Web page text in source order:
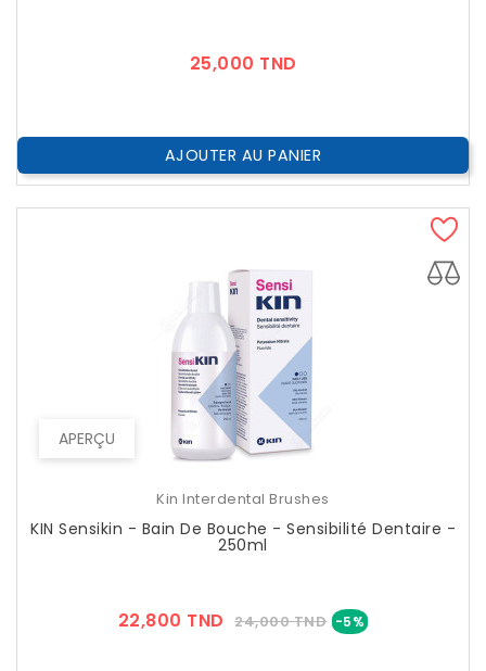
25,000 TND
AJOUTER AU PANIER
APERÇU
Kin Interdental Brushes
KIN Sensikin - Bain De Bouche - Sensibilité Dentaire -
250ml
22,800 TND Prix
24,000 TND -5%Prix